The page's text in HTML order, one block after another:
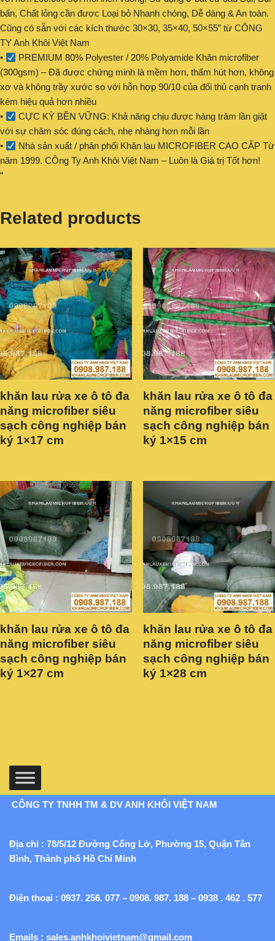
bẩn, Chất lỏng cần được Loại bỏ Nhanh chóng, Dễ dàng & An toàn.
Cũng có sẵn với các kích thước 30×30, 35×40, 50×55” từ CÔNG
TY Anh Khôi Việt Nam
•
PREMIUM 80% Polyester / 20% Polyamide Khăn microfiber
(300gsm) – Đã được chứng minh là mềm hơn, thấm hút hơn, không
xơ và không trầy xước so với hỗn hợp 90/10 của đối thủ cạnh tranh
kém hiệu quả hơn nhiều
•
CỰC KỲ BỀN VỮNG: Khả năng chịu được hàng trăm lần giặt
với sự chăm sóc đúng cách, nhẹ nhàng hơn mỗi lần
•
Nhà sản xuất / phân phối Khăn lau MICROFIBER CAO CẤP Từ
năm 1999. CÔng Ty Anh Khôi Việt Nam – Luôn là Giá trị Tốt hơn!
“
Related products
khăn lau rửa xe ô tô đa
năng microfiber siêu
sạch công nghiệp bán
ký 1×17 cm
khăn lau rửa xe ô tô đa
năng microfiber siêu
sạch công nghiệp bán
ký 1×15 cm
khăn lau rửa xe ô tô đa
năng microfiber siêu
sạch công nghiệp bán
ký 1×27 cm
khăn lau rửa xe ô tô đa
năng microfiber siêu
sạch công nghiệp bán
ký 1×28 cm
CÔNG TY TNHH TM & DV ANH KHÔI VIỆT NAM
Địa chỉ : 78/5/12 Đường Cống Lở, Phường 15, Quận Tân
Bình, Thành phố Hồ Chí Minh
Điện thoại : 0937. 256. 077 – 0908. 987. 188 – 0938 . 462 . 577
Emails : sales.anhkhoivietnam@gmail.com